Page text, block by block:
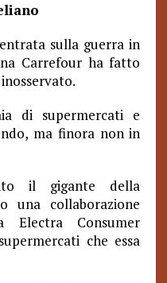
sulla guerra in
Carrefour ha fatto
di supermercati e
ma finora non in
il gigante della
una collaborazione
Electra Consumer
che essa